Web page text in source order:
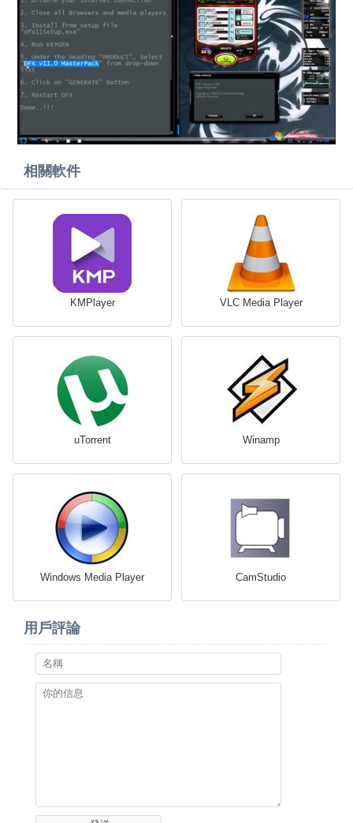
相關軟件
KMPlayer VLC Media Player
uTorrent Winamp
Windows Media Player CamStudio
用戶評論